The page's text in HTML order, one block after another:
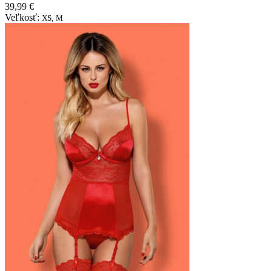
39,99 €
Veľkosť: XS, M